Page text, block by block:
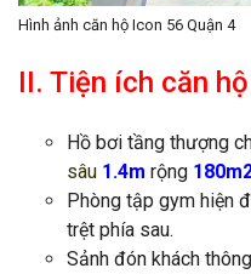
Hình ảnh căn hộ Icon 56 Quận 4
II. Tiện ích căn
Hồ bơi tầng thượng
sâu 1.4m rộng
Phòng tập gym hiện
trệt phía sau.
Sảnh đón khách